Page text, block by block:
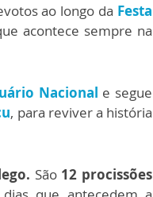
ao longo da Festa
acontece sempre na
Nacional e segue
, para reviver a história
São 12 procissões